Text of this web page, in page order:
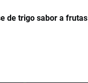
de trigo sabor a frutas